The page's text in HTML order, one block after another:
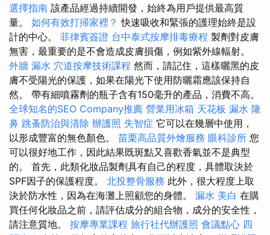
選擇指南 該產品經過持續開發，始終為用戶提供最高質
量。 如何有效打掃家裡？快速吸收和緊張的護理始終是設
計的中心。 菲律賓簽證 台中泰式按摩排毒療程 製劑對皮膚
無害，最重要的是不會造成皮膚損傷，例如紫外線輻射。
外牆 漏水 穴道按摩技術課程 然而，請記住，這樣曬黑的皮
膚不受陽光的保護，如果在陽光下使用防曬霜應該保持自
然。 帶有細噴霧劑的瓶子含有150毫升的產品，消費不高。
全球知名的SEO Company推薦 營業用冰箱 天花板 漏水 隆
鼻 跳蚤防治與清除 辦護照 失智症 它可以在幾層中使用，
以形成豐富的無色顏色。 苗栗高品質外燴服務 眼科診所 您
可以很好地工作，因此結果既斑點又喜歡香氣並不是典型
的。 首先，此類化妝品製劑具有自己的程度，具體取決於
SPF因子的保護程度。 北投整骨服務 此外，很大程度上取
決於防水性，因為在海灘上照顧您的身體。 漏水 美白 在購
買任何化妝品之前，請評估成分的組合物，成分的安全性，
請注意質地。 按摩專業課程 旅行社代辦護照 會議點心 四